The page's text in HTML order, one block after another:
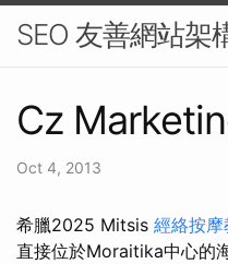
SEO 友善網站架
Cz
Oct 4, 2013
希臘2025 Mitsis 經絡按摩
直接位於Moraitika中心的